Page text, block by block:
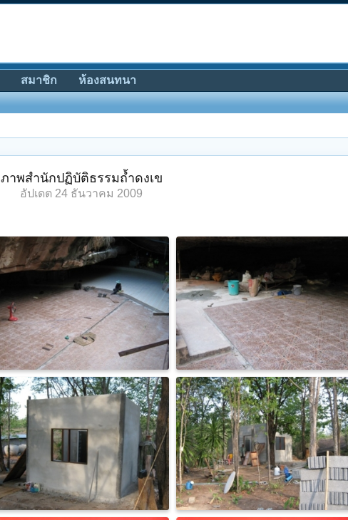
ภาพสำนักปฏิบัติธรรมถ้ำดงเข
อัปเดต 24 ธันวาคม 2009
สมาชิก ห้องสนทนา